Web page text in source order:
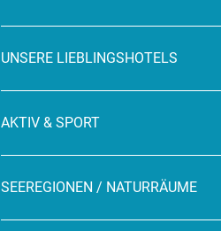
UNSERE LIEBLINGSHOTELS
AKTIV & SPORT
SEEREGIONEN / NATURRÄUME